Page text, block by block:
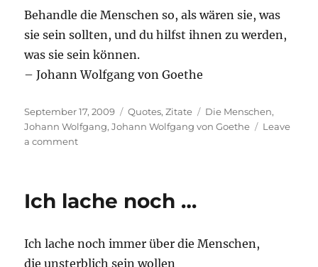
Behandle die Menschen so, als wären sie, was
sie sein sollten, und du hilfst ihnen zu werden,
was sie sein können.
– Johann Wolfgang von Goethe
Posted
on
September 17, 2009 Categories
Quotes,Zitate Tags
Die Menschen,
Johann Wolfgang,Johann Wolfgang von Goethe
Leave
a commenton
Ich lache noch …
Ich lache noch immer über die Menschen,
die unsterblich sein wollen